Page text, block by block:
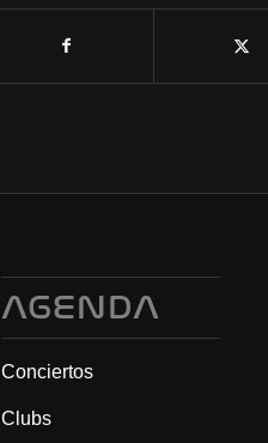
AGENDA
Conciertos
Clubs